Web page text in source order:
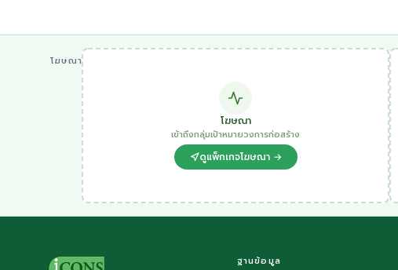
โฆษณา
โฆษณา
เข้าถึงกลุ่มเป้าหมายวงการก่อสร้าง
ดูแพ็กเกจโฆษณา →
ฐานข้อมูล